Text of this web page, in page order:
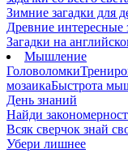
Зимние загадки для
Древние интересные
Загадки на
Мышление
Головоломки
мозаикаБыстрота
День знаний
Найди
Всяк сверчок знай
Убери лишнее